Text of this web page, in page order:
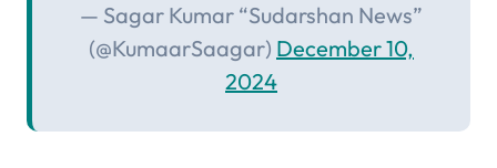
— Sagar Kumar “Sudarshan News”
(@KumaarSaagar) December 10,
2024